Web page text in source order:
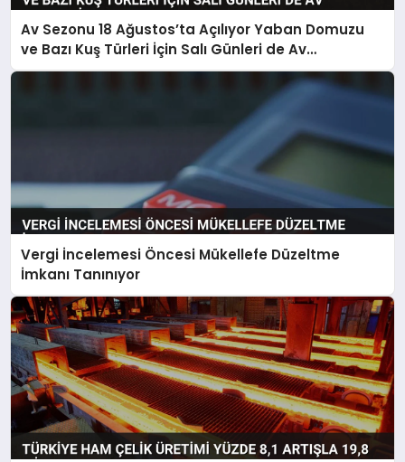
Av Sezonu 18 Ağustos’ta Açılıyor Yaban Domuzu
ve Bazı Kuş Türleri İçin Salı Günleri de Av
Yapılabilecek
Vergi İncelemesi Öncesi Mükellefe Düzeltme
İmkanı Tanınıyor